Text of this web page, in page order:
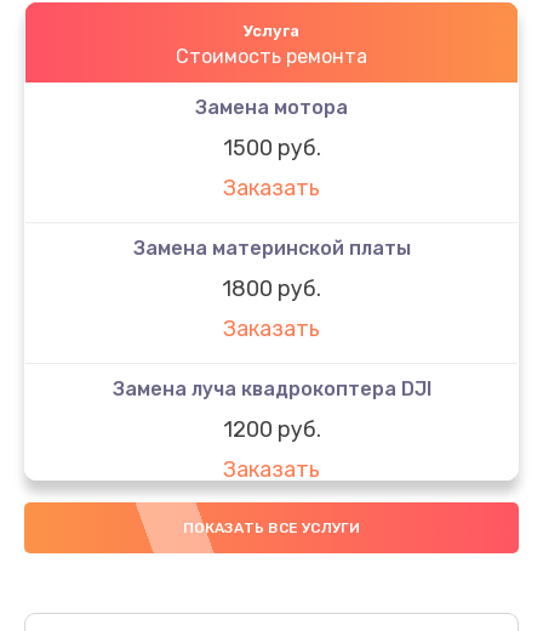
Услуга
Стоимость ремонта
Замена мотора
1500 руб.
Заказать
Замена материнской платы
1800 руб.
Заказать
Замена луча квадрокоптера DJI
1200 руб.
Заказать
Замена GPS-модуля
Заказать
ПОКАЗАТЬ ВСЕ УСЛУГИ